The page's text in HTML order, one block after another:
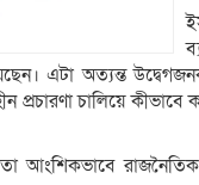
এটা অত্যন্ত
প্রচারণা চালিয়ে
আংশিকভাবে